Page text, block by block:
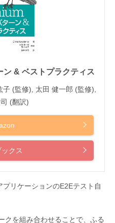
& ベストプラクティス
(監修), 太田 健一郎 (監修),
(翻訳)
クス
リケーションのE2Eテスト自
クを組み合わせることで、ふる